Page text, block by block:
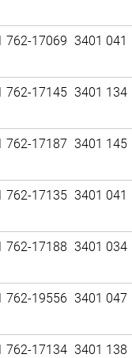
762-17069 3401 041
762-17145 3401 134
762-17187 3401 145
762-17135 3401 041
762-17188 3401 034
762-19556 3401 047
762-17134 3401 138